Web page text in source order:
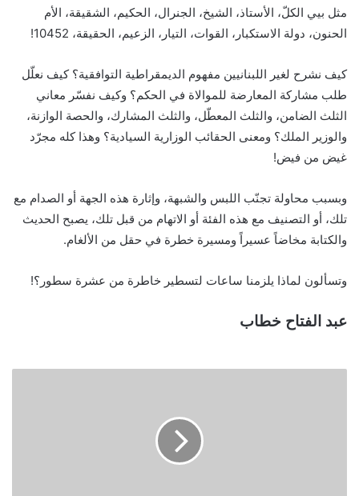
مثل بيي الكلّ، الأستاذ، الشيخ، الجنرال، الحكيم، الشقيقة، الأم
الحنون، دولة الاستكبار، القوات، التيار، الزعيم، الحقيقة، 10452!
كيف نشرح لغير اللبنانيين مفهوم الديمقراطية التوافقية؟ كيف نعلّل
طلب مشاركة المعارضة للموالاة في الحكم؟ وكيف نفسّر معاني
الثلث الضامن، والثلث المعطّل، والثلث المشارك، والحصة الوازنة،
والوزير الملك؟ ومعنى الحقائب الوزارية السيادية؟ وهذا كله مجرّد
غيض من فيض!
وبسبب محاولة تجنّب اللبس والشبهة، وإثارة هذه الجهة أو الصدام مع
تلك، أو التصنيف مع هذه الفئة أو الاتهام من قبل تلك، يصبح الحديث
والكتابة مخاضاً عسيراً ومسيرة خطرة في حقل من الألغام.
وتسألون لماذا يلزمنا ساعات لتسطير خاطرة من عشرة سطور؟!
عبد الفتاح خطاب